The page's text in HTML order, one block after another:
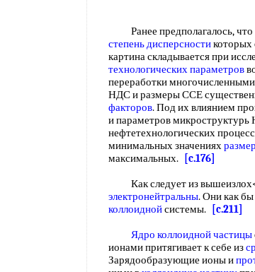
Ранее предполагалось, что
степень дисперсностикоторых
картина складывается при
технологических параметров
переработки
НДС и размеры ССЕ
факторов. Под их влиянием
и параметров
нефтетехнологических
минимальных значениях
максимальных.
[c.176]
Как следует из
электронейтральны. Они как
коллоиднойсистемы.
[c.211]
Ядро коллоидной частицы
ионами притягивает к себе из
Зарядообразующие ионы и